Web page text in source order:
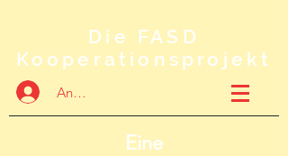
Die FASD
Kooperationsprojekt
Anmelden
Eine